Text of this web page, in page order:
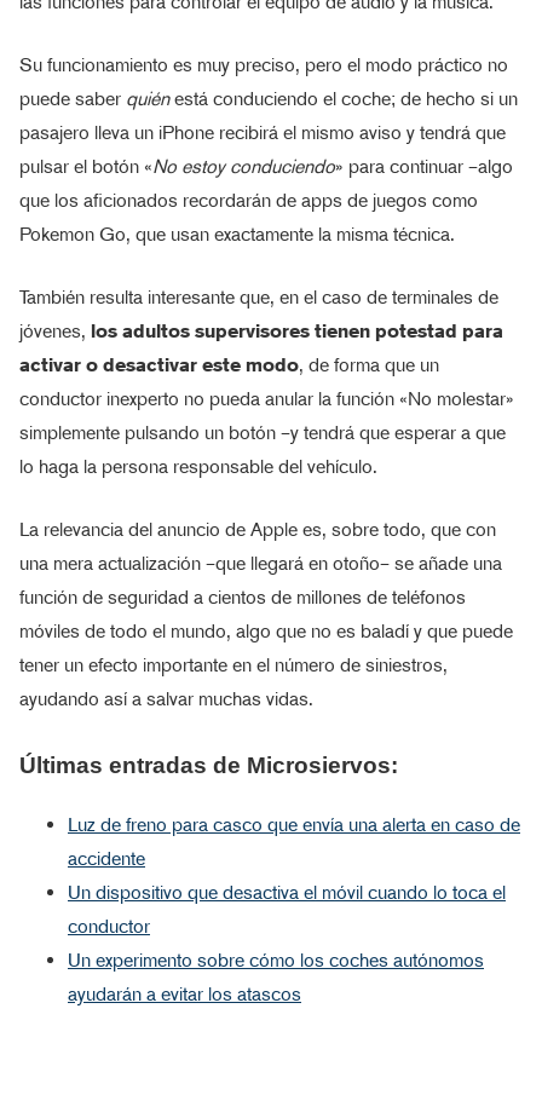
Su funcionamiento es muy preciso, pero el modo práctico no
puede saber quiénestá conduciendo el coche; de hecho si un
pasajero lleva un iPhone recibirá el mismo aviso y tendrá que
pulsar el botón «No estoy conduciendo» para continuar –algo
que los aficionados recordarán de apps de juegos como
Pokemon Go, que usan exactamente la misma técnica.
También resulta interesante que, en el caso de terminales de
jóvenes, los adultos supervisores tienen potestad para
activar o desactivar este modo, de forma que un
conductor inexperto no pueda anular la función «No molestar»
simplemente pulsando un botón –y tendrá que esperar a que
lo haga la persona responsable del vehículo.
La relevancia del anuncio de Apple es, sobre todo, que con
una mera actualización –que llegará en otoño– se añade una
función de seguridad a cientos de millones de teléfonos
móviles de todo el mundo, algo que no es baladí y que puede
tener un efecto importante en el número de siniestros,
ayudando así a salvar muchas vidas.
Últimas entradas de Microsiervos:
Luz de freno para casco que envía una alerta en caso de
accidente
Un dispositivo que desactiva el móvil cuando lo toca el
conductor
Un experimento sobre cómo los coches autónomos
ayudarán a evitar los atascos